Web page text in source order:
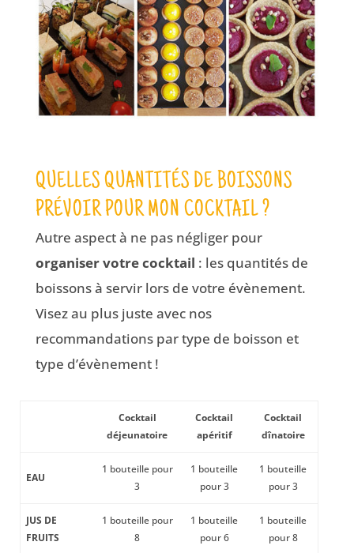
QUELLES QUANTITÉS DE BOISSONS
PRÉVOIR POUR MON COCKTAIL ?
Autre aspect à ne pas négliger pour
organiser votre cocktail : les quantités de
boissons à servir lors de votre évènement.
Visez au plus juste avec nos
recommandations par type de boisson et
type d’évènement !
Cocktail
déjeunatoire
Cocktail
apéritif
Cocktail
dînatoire
EAU
1 bouteille pour
3
1 bouteille
pour 3
1 bouteille
pour 3
JUS DE
FRUITS
1 bouteille pour
8
1 bouteille
pour 6
1 bouteille
pour 8